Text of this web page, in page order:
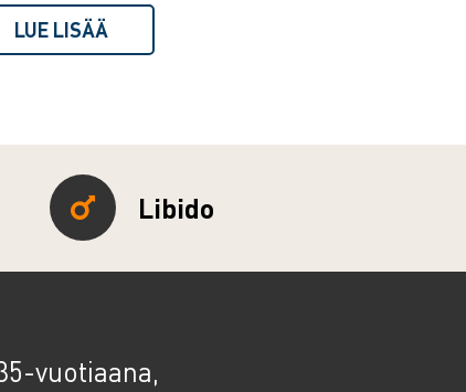
LUE LISÄÄ
Libido
vuotiaana,